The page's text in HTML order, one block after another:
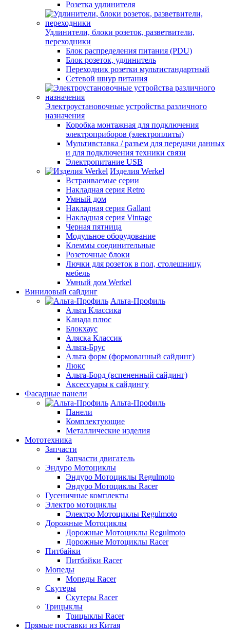
Розетка удлинителя
Удлинители, блоки розеток, разветвители,
переходники
Блок распределения питания (PDU)
Блок розеток, удлинитель
Переходник розетки мультистандартный
Сетевой шнур питания
Электроустановочные устройства различного
назначения
Коробка монтажная для подключения
электроприборов (электроплиты)
Мультивставка / разъем для передачи данных
и для подключения техники связи
Электропитание USB
Изделия Werkel
Встраиваемые серии
Накладная серия Retro
Умный дом
Накладная серия Gallant
Накладная серия Vintage
Черная пятница
Модульное оборудование
Клеммы соединительные
Розеточные блоки
Лючки для розеток в пол, столешницу,
мебель
Умный дом Werkel
Виниловый сайдинг
Альта-Профиль
Альта Классика
Канада плюс
Блокхаус
Аляска Классик
Альта-Брус
Альта форм (формованный сайдинг)
Люкс
Альта-Борд (вспененный сайдинг)
Аксессуары к сайдингу
Фасадные панели
Альта-Профиль
Панели
Комплектующие
Металлические изделия
Мототехника
Запчасти
Запчасти двигатель
Эндуро Мотоциклы
Эндуро Мотоциклы Regulmoto
Эндуро Мотоциклы Racer
Гусеничные комплекты
Электро мотоциклы
Электро Мотоциклы Regulmoto
Дорожные Мотоциклы
Дорожные Мотоциклы Regulmoto
Дорожные Мотоциклы Racer
Питбайки
Питбайки Racer
Мопеды
Мопеды Racer
Скутеры
Скутеры Racer
Трицыклы
Трицыклы Racer
Прямые поставки из Китая